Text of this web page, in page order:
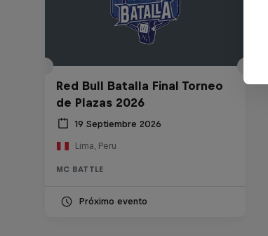
Red Bull Batalla Final Torneo
de Plazas 2026
19 Septiembre 2026
Lima, Peru
MC BATTLE
Próximo evento